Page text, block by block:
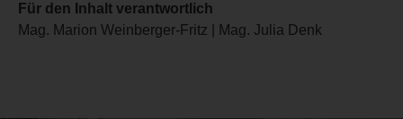
Für den Inhalt verantwortlich
Mag. Marion Weinberger-Fritz | Mag. Julia Denk